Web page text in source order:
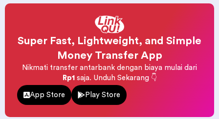
Super Fast, Lightweight, and Simple
Money Transfer App
Nikmati transfer antarbank dengan biaya mulai dari
Rp1saja. Unduh Sekarang 👇
App Store Play Store